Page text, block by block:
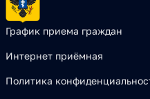
График приема граждан
Интернет приёмная
Политика